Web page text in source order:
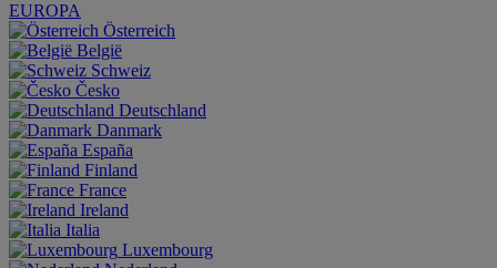
EUROPA
Österreich
België
Schweiz
Česko
Deutschland
Danmark
España
Finland
France
Ireland
Italia
Luxembourg